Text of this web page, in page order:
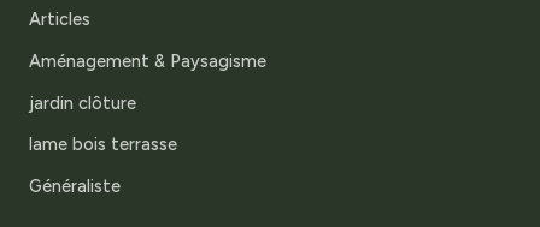
Articles
Aménagement & Paysagisme
jardin clôture
lame bois terrasse
Généraliste